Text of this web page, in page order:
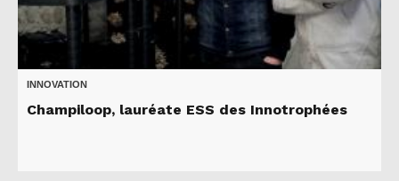
INNOVATION
Champiloop, lauréate ESS des Innotrophées